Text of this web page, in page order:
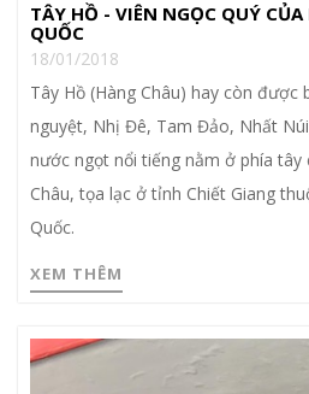
TÂY HỒ - VIÊN NGỌC QUÝ
QUỐC
18/01/2018
Tây Hồ (Hàng Châu) hay còn
nguyệt, Nhị Đê, Tam Đảo, Nhất
nước ngọt nổi tiếng nằm ở phía tây
Châu, tọa lạc ở tỉnh Chiết Giang
Quốc.
XEM THÊM